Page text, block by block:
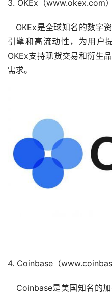
3. OKEx（www.okex.com）
OKEx是全球知名的数字
引擎和高流动性，为用户
OKEx支持现货交易和衍生
需求。
4. Coinbase（
Coinbase是美国知名的